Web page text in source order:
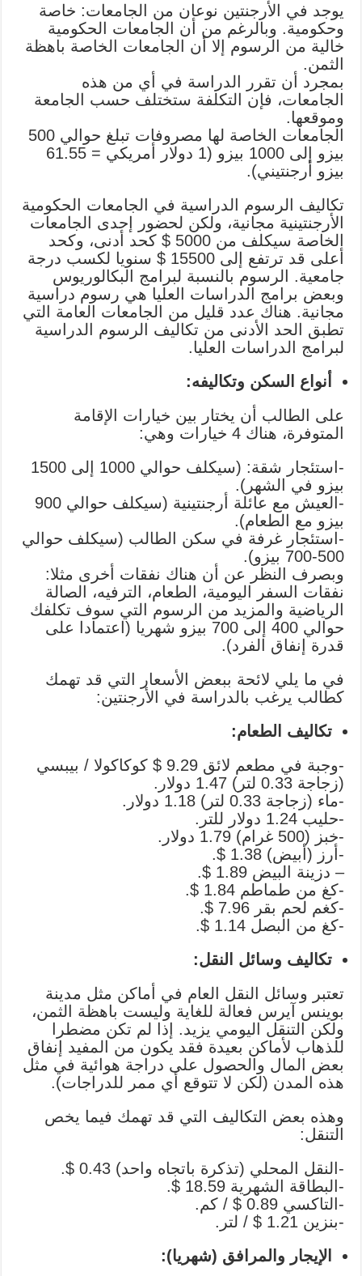
يوجد في الأرجنتين نوعان من الجامعات: خاصة
وحكومية. وبالرغم من أن الجامعات الحكومية
خالية من الرسوم إلا أن الجامعات الخاصة باهظة
الثمن.
بمجرد أن تقرر الدراسة في أي من هذه
الجامعات، فإن التكلفة ستختلف حسب الجامعة
وموقعها.
الجامعات الخاصة لها مصروفات تبلغ حوالي 500
بيزو إلى 1000 بيزو (1 دولار أمريكي = 61.55
بيزو أرجنتيني).
تكاليف الرسوم الدراسية في الجامعات الحكومية
الأرجنتينية مجانية، ولكن لحضور إحدى الجامعات
الخاصة سيكلف من 5000 $ كحد أدنى، وكحد
أعلى قد ترتفع إلى 15500 $ سنويا لكسب درجة
جامعية. الرسوم بالنسبة لبرامج البكالوريوس
وبعض برامج الدراسات العليا هي رسوم دراسية
مجانية. هناك عدد قليل من الجامعات العامة التي
تطبق الحد الأدنى من تكاليف الرسوم الدراسية
لبرامج الدراسات العليا.
أنواع السكن وتكاليفه:
على الطالب أن يختار بين خيارات الإقامة
المتوفرة، هناك 4 خيارات وهي:
-استئجار شقة: (سيكلف حوالي 1000 إلى 1500
بيزو في الشهر).
-العيش مع عائلة أرجنتينية (سيكلف حوالي 900
بيزو مع الطعام).
-استئجار غرفة في سكن الطالب (سيكلف حوالي
500-700 بيزو).
وبصرف النظر عن أن هناك نفقات أخرى مثلا:
نفقات السفر اليومية، الطعام، الترفيه، الصالة
الرياضية والمزيد من الرسوم التي سوف تكلفك
حوالي 400 إلى 700 بيزو شهريا (اعتمادا على
قدرة إنفاق الفرد).
في ما يلي لائحة ببعض الأسعار التي قد تهمك
كطالب يرغب بالدراسة في الأرجنتين:
تكاليف الطعام:
-وجبة في مطعم لائق 9.29 $ كوكاكولا / بيبسي
(زجاجة 0.33 لتر) 1.47 دولار.
-ماء (زجاجة 0.33 لتر) 1.18 دولار.
-حليب 1.24 دولار للتر.
-خبز (500 غرام) 1.79 دولار.
-أرز (أبيض) 1.38 $.
– دزينة البيض 1.89 $.
-كغ من طماطم 1.84 $.
-كغم لحم بقر 7.96 $.
-كغ من البصل 1.14 $.
تكاليف وسائل النقل:
تعتبر وسائل النقل العام في أماكن مثل مدينة
بوينس آيرس فعالة للغاية وليست باهظة الثمن،
ولكن التنقل اليومي يزيد. إذا لم تكن مضطرا
للذهاب لأماكن بعيدة فقد يكون من المفيد إنفاق
بعض المال والحصول على دراجة هوائية في مثل
هذه المدن (لكن لا تتوقع أي ممر للدراجات).
وهذه بعض التكاليف التي قد تهمك فيما يخص
التنقل:
-النقل المحلي (تذكرة باتجاه واحد) 0.43 $.
-البطاقة الشهرية 18.59 $.
-التاكسي 0.89 $ / كم.
-بنزين 1.21 $ / لتر.
الإيجار والمرافق (شهريا):